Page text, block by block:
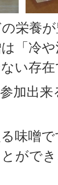
栄養
「冷
い存
加出
味噌
がで